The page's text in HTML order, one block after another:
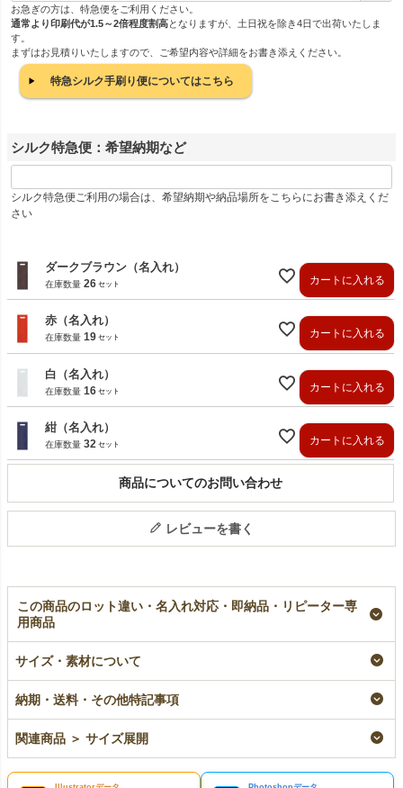
必
須
)
お急ぎの方は、特急便をご利用ください。
通常より印刷代が1.5～2倍程度割高となりますが、土日祝を除き4日で出荷いたしま
す。
まずはお見積りいたしますので、ご希望内容や詳細をお書き添えください。
特急シルク手刷り便についてはこちら
シルク特急便：希望納期など
シルク特急便ご利用の場合は、希望納期や納品場所をこちらにお書き添えくだ
さい
ダークブラウン（名入れ）
在庫数量 26 カートに入れる
赤（名入れ）
在庫数量 19 カートに入れる
白（名入れ）
在庫数量 16 カートに入れる
紺（名入れ）
在庫数量 32 カートに入れる
商品についてのお問い合わせ
レビューを書く
この商品のロット違い・名入れ対応・即納品・リピーター専
用商品
【名入れ／リピーター
専用】不織布アドバッ
100枚入
リピーター専用名入れ
¥5,720税込
【名入れ対応】不織布
名入れ
¥5,720税込
不織布アドバッグスリ
ム 薄手《40g》 S6
サイズ・素材について
納期・送料・その他特記事項
関連商品 ＞ サイズ展開